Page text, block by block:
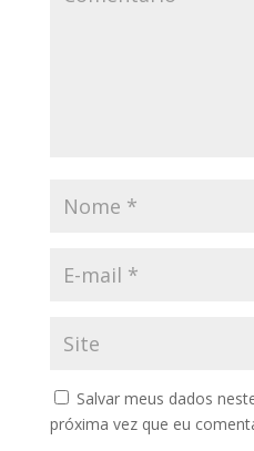
Salvar meus dados
próxima vez que eu